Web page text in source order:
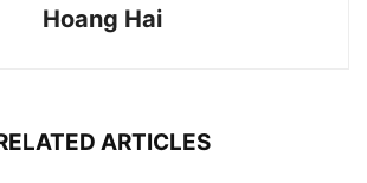
Hoang Hai
ARTICLES